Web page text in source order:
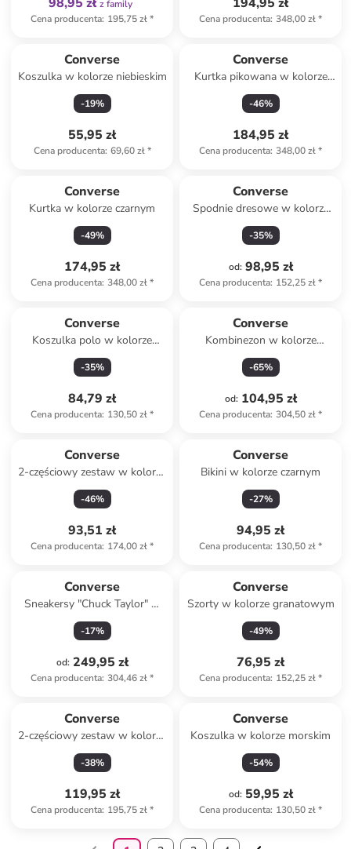
z family
Cena producenta: 195,75 zł* Cena producenta: 348,00 zł*
Converse
Koszulka w kolorze niebieskim
-19%
55,95 zł
Cena producenta: 69,60 zł*
Converse
Kurtka pikowana w kolorze
czarnym
-46%
184,95 zł
Cena producenta: 348,00 zł*
Converse
Kurtka w kolorze czarnym
-49%
174,95 zł
Cena producenta: 348,00 zł*
Converse
Spodnie dresowe w kolorze
czarnym
-35%
od: 98,95 zł
Cena producenta: 152,25 zł*
Converse
Koszulka polo w kolorze
czarnym
-35%
84,79 zł
Cena producenta: 130,50 zł*
Converse
Kombinezon w kolorze
czerwonym
-65%
od: 104,95 zł
Cena producenta: 304,50 zł*
Converse
2-częściowy zestaw w kolorze
biało-oliwkowym
-46%
93,51 zł
Cena producenta: 174,00 zł*
Converse
Bikini w kolorze czarnym
-27%
94,95 zł
Cena producenta: 130,50 zł*
Converse
Sneakersy "Chuck Taylor" w
kolorze kremowym
-17%
od: 249,95 zł
Cena producenta: 304,46 zł*
Converse
Szorty w kolorze granatowym
-49%
76,95 zł
Cena producenta: 152,25 zł*
Converse
2-częściowy zestaw w kolorze
biało-granatowym
-38%
119,95 zł
Cena producenta: 195,75 zł*
Converse
Koszulka w kolorze morskim
-54%
od: 59,95 zł
Cena producenta: 130,50 zł*